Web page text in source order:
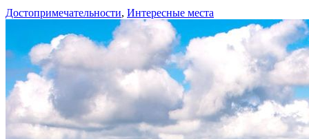
Достопримечательности, Интересные места